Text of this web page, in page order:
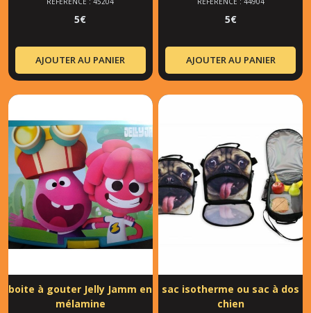
5€
AJOUTER AU PANIER
5€
AJOUTER AU PANIER
boite à gouter Jelly Jamm en
mélamine
sac isotherme ou sac à dos
chien